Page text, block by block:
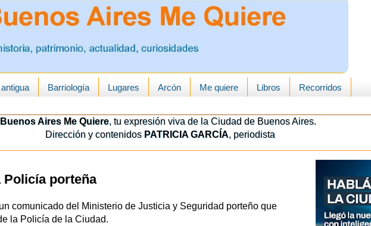
Barriología Lugares Arcón Me quiere Libros Recorridos
Buenos Aires Me Quiere, tu expresión viva de la Ciudad de Buenos Aires.
Dirección y contenidos PATRICIA GARCÍA, periodista
Policía porteña
comunicado del Ministerio de Justicia y Seguridad porteño que
la Policía de la Ciudad.